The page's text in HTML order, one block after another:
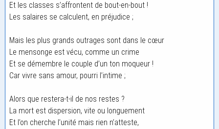
Et les classes s’affrontent de bout-en-bout !
Les salaires se calculent, en préjudice ;
Mais les plus grands outrages sont dans le cœur
Le mensonge est vécu, comme un crime
Et se démembre le couple d’un ton moqueur !
Car vivre sans amour, pourri l’intime ;
Alors que restera-t-il de nos restes ?
La mort est dispersion, vite ou longuement
Et l’on cherche l’unité mais rien n’atteste,